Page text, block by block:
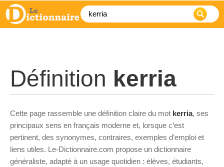
Définition kerria
Cette page rassemble une définition claire du mot kerria, ses
principaux sens en français moderne et, lorsque c’est
pertinent, des synonymes, contraires, exemples d’emploi et
liens utiles. Le-Dictionnaire.com propose un dictionnaire
généraliste, adapté à un usage quotidien : élèves, étudiants,